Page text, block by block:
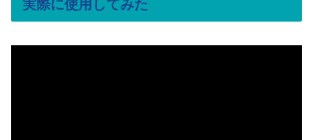
実際に使用してみた